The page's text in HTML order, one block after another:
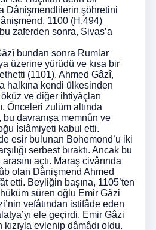
Dânişmendlilerin şöhretini
1100 (H.494)
zaferden sonra, Sivas’a
bundan sonra Rumlar
üzerine yürüdü ve kısa bir
(1101). Ahmed Gâzî,
halkına kendi ülkesinden
ve diğer ihtiyâçları
Önceleri zulüm altında
davranışa memnûn ve
İslâmiyeti kabul etti.
esir bulunan Bohemond’u iki
serbest bıraktı. Ancak bu
açtı. Maraş civârında
olan Dânişmend Ahmed
etti. Beyliğin başına, 1105’ten
süren oğlu Emir Gâzi
vefâtından istifâde eden
ele geçirdi. Emir Gâzi
kızıyla evlenip dâmâdı oldu.